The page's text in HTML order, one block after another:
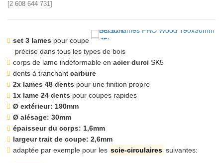
[2 608 644 731]
set 3 lames pour coupe
précise dans tous les types de bois
corps de lame indéformable en acier durci SK5
dents à tranchant carbure
2x lames 48 dents pour une finition propre
1x lame 24 dents pour coupes rapides
Ø extérieur: 190mm
Ø alésage: 30mm
épaisseur du corps: 1,6mm
largeur trait de coupe: 2,6mm
adaptée par exemple pour les scie-circulaires suivantes: